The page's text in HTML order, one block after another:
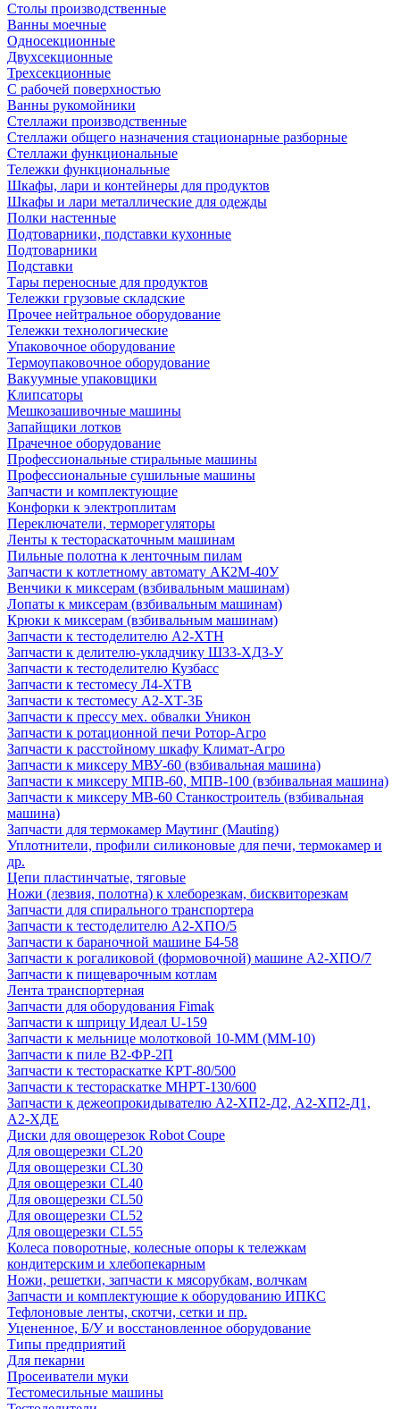
Столы производственные
Ванны моечные
Односекционные
Двухсекционные
Трехсекционные
С рабочей поверхностью
Ванны рукомойники
Стеллажи производственные
Стеллажи общего назначения стационарные разборные
Стеллажи функциональные
Тележки функциональные
Шкафы, лари и контейнеры для продуктов
Шкафы и лари металлические для одежды
Полки настенные
Подтоварники, подставки кухонные
Подтоварники
Подставки
Тары переносные для продуктов
Тележки грузовые складские
Прочее нейтральное оборудование
Тележки технологические
Упаковочное оборудование
Термоупаковочное оборудование
Вакуумные упаковщики
Клипсаторы
Мешкозашивочные машины
Запайщики лотков
Прачечное оборудование
Профессиональные стиральные машины
Профессиональные сушильные машины
Запчасти и комплектующие
Конфорки к электроплитам
Переключатели, терморегуляторы
Ленты к тестораскаточным машинам
Пильные полотна к ленточным пилам
Запчасти к котлетному автомату АК2М-40У
Венчики к миксерам (взбивальным машинам)
Лопаты к миксерам (взбивальным машинам)
Крюки к миксерам (взбивальным машинам)
Запчасти к тестоделителю А2-ХТН
Запчасти к делителю-укладчику Ш33-ХД3-У
Запчасти к тестоделителю Кузбасс
Запчасти к тестомесу Л4-ХТВ
Запчасти к тестомесу А2-ХТ-3Б
Запчасти к прессу мех. обвалки Уникон
Запчасти к ротационной печи Ротор-Агро
Запчасти к расстойному шкафу Климат-Агро
Запчасти к миксеру МВУ-60 (взбивальная машина)
Запчасти к миксеру МПВ-60, МПВ-100 (взбивальная машина)
Запчасти к миксеру МВ-60 Станкостроитель (взбивальная
машина)
Запчасти для термокамер Маутинг (Mauting)
Уплотнители, профили силиконовые для печи, термокамер и
др.
Цепи пластинчатые, тяговые
Ножи (лезвия, полотна) к хлеборезкам, бисквиторезкам
Запчасти для спирального транспортера
Запчасти к тестоделителю А2-ХПО/5
Запчасти к бараночной машине Б4-58
Запчасти к рогаликовой (формовочной) машине А2-ХПО/7
Запчасти к пищеварочным котлам
Лента транспортерная
Запчасти для оборудования Fimak
Запчасти к шприцу Идеал U-159
Запчасти к мельнице молотковой 10-ММ (ММ-10)
Запчасти к пиле В2-ФР-2П
Запчасти к тестораскатке КРТ-80/500
Запчасти к тестораскатке МНРТ-130/600
Запчасти к деже­опрокидывателю А2-ХП2-Д2, А2-ХП2-Д1,
А2-ХДЕ
Диски для овощерезок Robot Coupe
Для овощерезки CL20
Для овощерезки CL30
Для овощерезки CL40
Для овощерезки CL50
Для овощерезки CL52
Для овощерезки CL55
Колеса поворотные, колесные опоры к тележкам
кондитерским и хлебопекарным
Ножи, решетки, запчасти к мясорубкам, волчкам
Запчасти и комплектующие к оборудованию ИПКС
Тефлоновые ленты, скотчи, сетки и пр.
Уцененное, Б/У и восстановленное оборудование
Типы предприятий
Для пекарни
Просеиватели муки
Тестомесильные машины